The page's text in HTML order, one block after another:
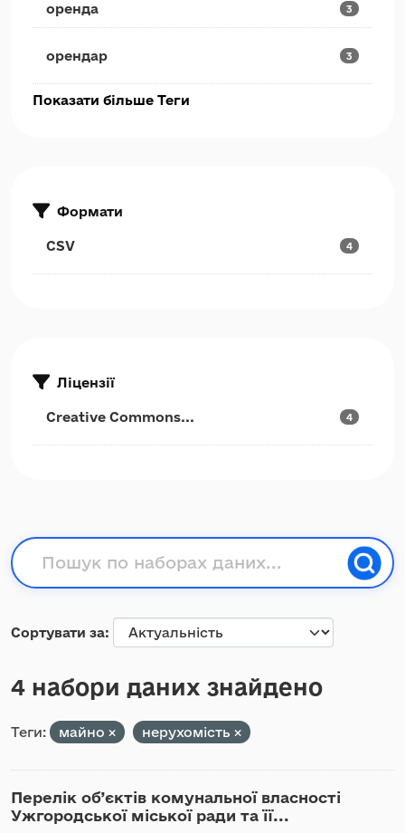
оренда 3
орендар 3
Показати більше Теги
Формати
CSV 4
Ліцензії
Creative Commons... 4
Сортувати за
4 набори даних знайдено
Теги: майно нерухомість
Перелік об’єктів комунальної власності
Ужгородської міської ради та її...